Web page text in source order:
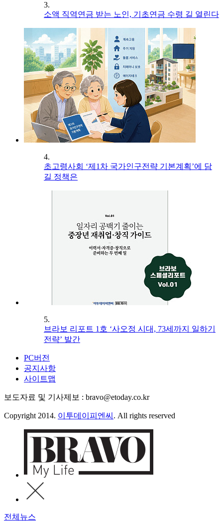
3.
소액 직역연금 받는 노인, 기초연금 수령 길 열린다
4.
초고령사회 ‘제1차 국가인구전략 기본계획’에 담
길 정책은
5.
브라보 리포트 1호 ‘사오정 시대, 73세까지 일하기
전략’ 발간
PC버전
공지사항
사이트맵
보도자료 및 기사제보 : bravo@etoday.co.kr
Copyright 2014. 이투데이피엔씨 . All rights reserved
전체뉴스